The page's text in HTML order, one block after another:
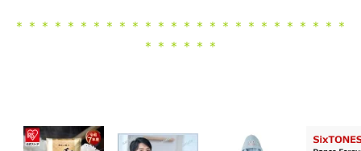
＊＊＊＊＊＊＊＊＊＊＊＊＊＊＊＊＊＊＊＊＊＊＊＊＊＊
＊＊＊＊＊＊